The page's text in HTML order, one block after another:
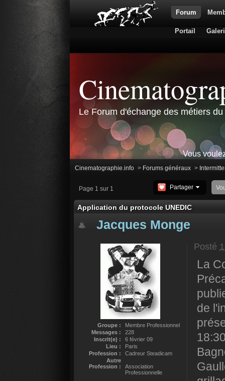
Forum
Portail
Le Forum d'échange des métiers
Vous
Cinematographie.info > Forums généraux >
Page 1 sur 1 Partager
Application du protocole UNEDIC
Jacques Monge
Groupe :
Membre Professionnel
Messages :
228
Inscrit(e) :
6 février 09
Lieu :
Paris
Profession :
Cadreur Steadicam
Autre
Profession :
Association
Professionnelle
Posté
La
de